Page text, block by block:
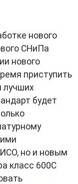
нового
СНиПа
нового
приступить
лучших
будет
но и новым
класс 600С